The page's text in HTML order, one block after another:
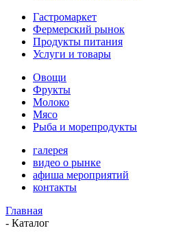
Гастромаркет
Фермерский рынок
Продукты питания
Услуги и товары
Овощи
Фрукты
Молоко
Мясо
Рыба и морепродукты
галерея
видео о рынке
афиша мероприятий
контакты
Главная
- Каталог